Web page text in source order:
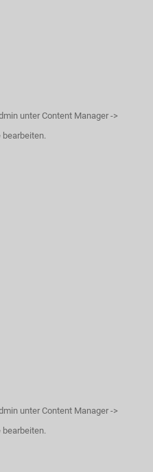
unter Content Manager ->
bearbeiten.
unter Content Manager ->
bearbeiten.